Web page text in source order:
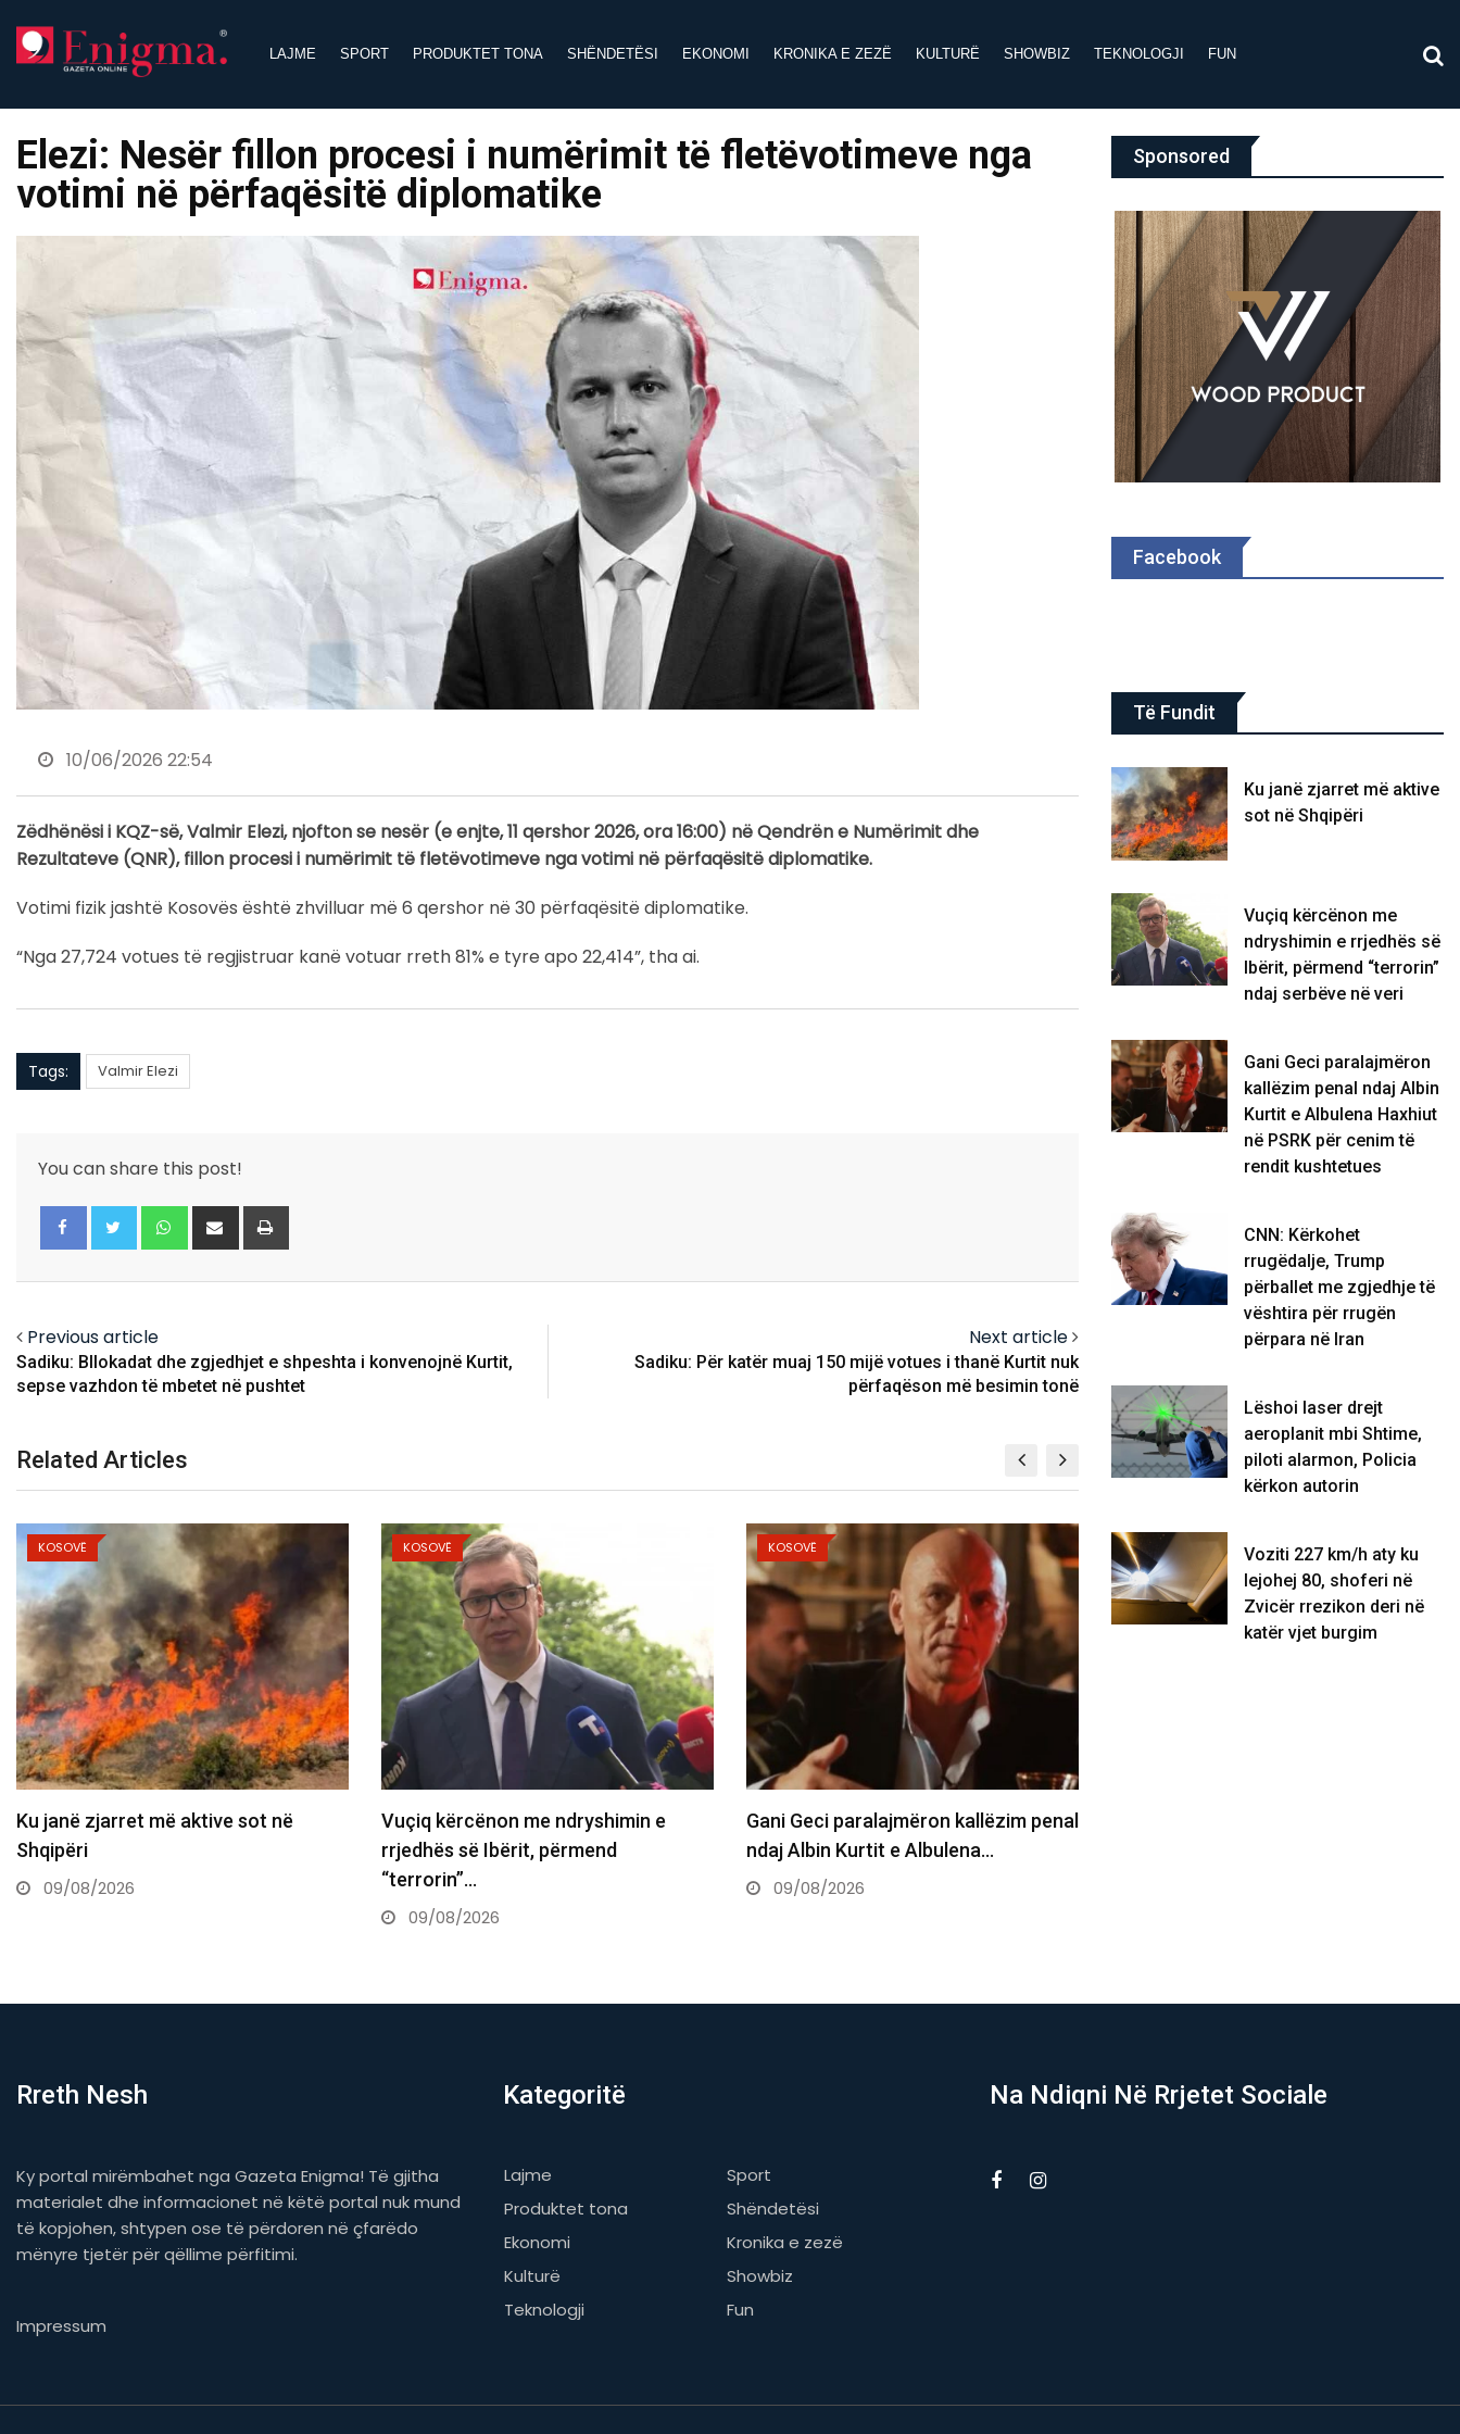
content
LAJME SPORT PRODUKTET TONA SHËNDETËSI EKONOMI KRONIKA E ZEZË KULTURË SHOWBIZ TEKNOLOGJI FUN
Elezi: Nesër fillon procesi i numërimit të fletëvotimeve nga
votimi në përfaqësitë diplomatike
10/06/2026 22:54
Zëdhënësi i KQZ-së, Valmir Elezi, njofton se nesër (e enjte, 11 qershor 2026, ora 16:00) në Qendrën e Numërimit dhe
Rezultateve (QNR), fillon procesi i numërimit të fletëvotimeve nga votimi në përfaqësitë diplomatike.
Votimi fizik jashtë Kosovës është zhvilluar më 6 qershor në 30 përfaqësitë diplomatike.
“Nga 27,724 votues të regjistruar kanë votuar rreth 81% e tyre apo 22,414”, tha ai.
Tags: Valmir Elezi
You can share this post!
Whatsapp
Share
via
Previous article
Sadiku: Bllokadat dhe zgjedhjet e shpeshta i konvenojnë Kurtit,
sepse vazhdon të mbetet në pushtet
Next article
Sadiku: Për katër muaj 150 mijë votues i thanë Kurtit nuk
përfaqëson më besimin tonë
Related Articles
KOSOVË
Vuçiq kërcënon me ndryshimin e
“terrorin”…
KOSOVË
Gani Geci paralajmëron kallëzim penal
ndaj Albin Kurtit e Albulena…
CNN: Kërkohet rrugëdalje, Trump
përballet me zgjedhje të vështira për…
09/08/2026
KOSOVË
Sponsored
Facebook
Të Fundit
Ku janë zjarret më aktive
sot në Shqipëri
Vuçiq kërcënon me
ndryshimin e rrjedhës së
Ibërit, përmend “terrorin”
ndaj serbëve në veri
Gani Geci paralajmëron
kallëzim penal ndaj Albin
Kurtit e Albulena Haxhiut
në PSRK për cenim të
rendit kushtetues
CNN: Kërkohet
rrugëdalje, Trump
përballet me zgjedhje të
vështira për rrugën
përpara në Iran
Lëshoi laser drejt
aeroplanit mbi Shtime,
piloti alarmon, Policia
kërkon autorin
Voziti 227 km/h aty ku
lejohej 80, shoferi në
Zvicër rrezikon deri në
katër vjet burgim
Rreth Nesh
Ky portal mirëmbahet nga Gazeta Enigma! Të gjitha
materialet dhe informacionet në këtë portal nuk mund
të kopjohen, shtypen ose të përdoren në çfarëdo
mënyre tjetër për qëllime përfitimi.
Impressum
Kategoritë
Lajme
Sport
Produktet tona
Shëndetësi
Ekonomi
Kronika e zezë
Kulturë
Showbiz
Teknologji
Fun
Na Ndiqni Në Rrjetet Sociale